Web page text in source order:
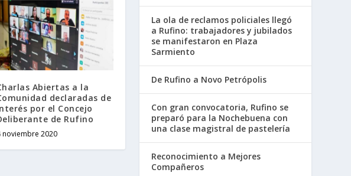
Abiertas a la
declaradas de
por el Concejo
de Rufino
noviembre 2020
La ola de reclamos policiales llegó
a Rufino: trabajadores y jubilados
se manifestaron en Plaza
Sarmiento
De Rufino a Novo Petrópolis
Con gran convocatoria, Rufino se
preparó para la Nochebuena con
una clase magistral de pastelería
Reconocimiento a Mejores
Compañeros